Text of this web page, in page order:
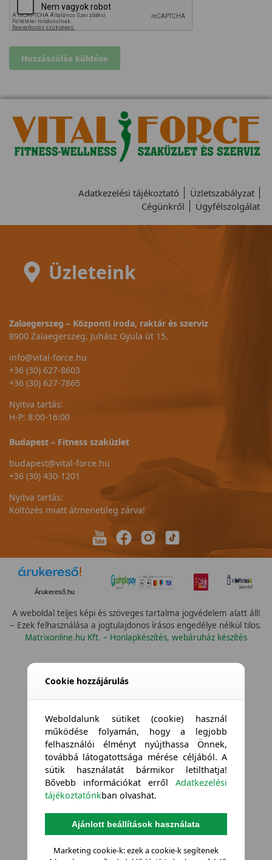
Adatkezelési tájékoztató
Üzletszabályzat
Cégünkről
Ügyfélszolgálat
Üzleteink
Zalaegerszeg – Központi iroda, raktár és szerviz
8900 Zalaegerszeg, Juhász Gyula út 15.
info@vital-force.hu
+36 (30) 627-8603
+36 (30) 627-7865
Nyitva tartás:
H-P: 8:00-16:00
Budapest – Fitness szaküzlet
budapest@vital-force.hu
+36 (30) 430-1201
Nyitva tartás:
Költözés miatt átmenetileg zárva!
Árukereső.hu
A weboldal teljes képi és szöveges tartalma jogvédelem alatt áll!
– Ezek felhasználása a jogtulajdonos írásos engedélye nélkül tilos.
Matrixonline.hu Kft. – Honlapkészítés, webáruház készítés
Cookie hozzájárulás
Weboldalunk sütiket (cookie) használ
működése folyamán, hogy a legjobb
felhasználói élményt nyújthassa Önnek,
továbbá látogatottsága mérése céljából. A
sütik használatát bármikor letilthatja!
Bővebb információkat errőlAdatkezelési
tájékoztatónkban olvashat.
Ajánlott beállítások használata
Marketing cookie-k: ezek a cookie-k segítenek